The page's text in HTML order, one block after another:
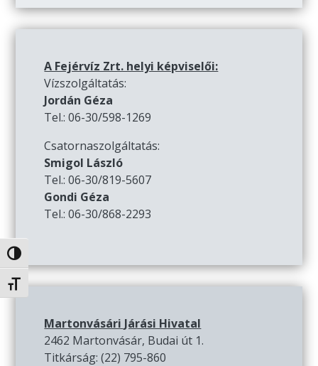
Nagy kontraszt váltása
Betűméret váltása
A Fejérvíz Zrt. helyi képviselői:
Vízszolgáltatás:
Jordán Géza
Tel.: 06-30/598-1269
Csatornaszolgáltatás:
Smigol László
Tel.: 06-30/819-5607
Gondi Géza
Tel.: 06-30/868-2293
Martonvásári Járási Hivatal
2462 Martonvásár, Budai út 1.
Titkárság: (22) 795-860